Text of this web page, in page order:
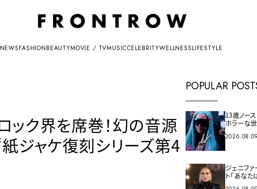
NEWSFASHIONBEAUTYMOVIE / TVMUSICCELEBRITYWELLNESSLIFESTYLE
ック界を席巻！幻の音源
ジャケ復刻シリーズ第4
POPULAR
13歳ノース
ホラーな
2026.08.09
ジェニフ
ト「あなた